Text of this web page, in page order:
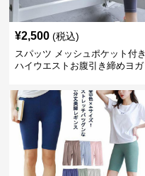
¥2,500 (税込)
スパッツ メッシュポケット付き
ハイウエストお腹引き締めヨガ